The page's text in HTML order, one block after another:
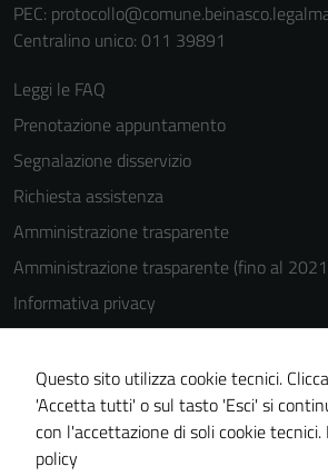
PEC:
Centralino unico: 011 39891
Leggi le FAQ
Prenotazione appuntamento
Segnalazione disservizio
Richiesta assistenza
Amministrazione trasparente
Amministrazione trasparente (fino al
Informativa privacy
Cookie Policy
Note legali
Dichiarazione di accessibilità
Piano di miglioramento del sito
Questo sito utilizza cookie tecnici.
'Accetta tutti' o sul tasto 'Esci' si
con l'accettazione di soli cookie tecnici.
policy